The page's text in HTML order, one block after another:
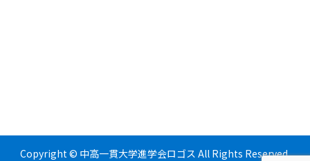
Copyright © 中高一貫大学進学会ロゴス All Rights Reserved.